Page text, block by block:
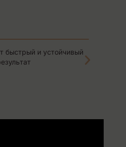
быстрый и устойчивый